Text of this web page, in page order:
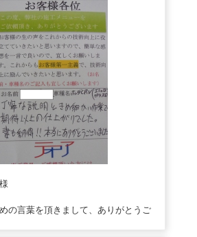
の言葉を頂きまして、ありがとうご